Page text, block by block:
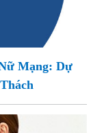
Mạng: Dự